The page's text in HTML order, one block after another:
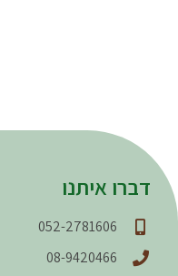
דברו איתנו
052-2781606
08-9420466